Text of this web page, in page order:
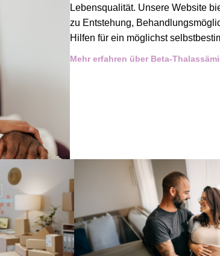
Lebensqualität. Unsere Website
zu Entstehung,
Hilfen für ein möglichst
Mehr erfahren über Beta-